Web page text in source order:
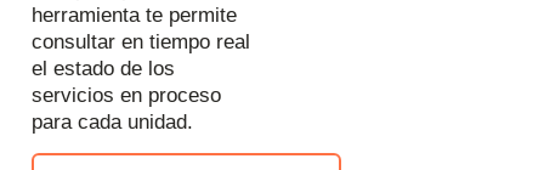
herramienta te permite
consultar en tiempo real
el estado de los
servicios en proceso
para cada unidad.